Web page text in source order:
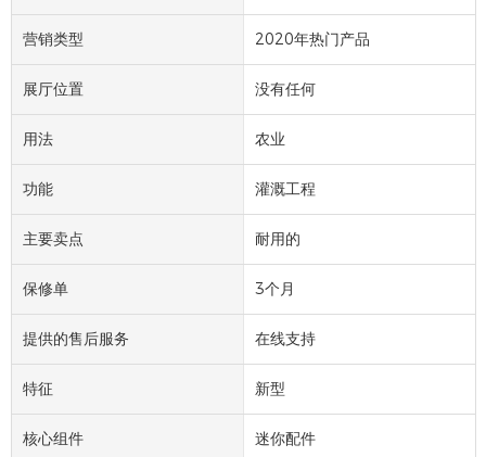
营销类型 2020年热门产品
展厅位置 没有任何
用法 农业
功能 灌溉工程
主要卖点 耐用的
保修单 3个月
提供的售后服务 在线支持
特征 新型
核心组件 迷你配件